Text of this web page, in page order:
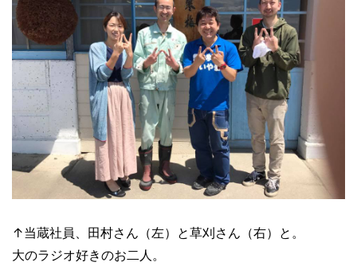
↑当蔵社員、田村さん（左）と草刈さん（右）と。
大のラジオ好きのお二人。